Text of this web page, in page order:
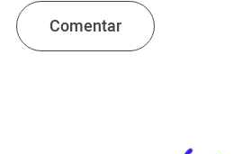
Comentar